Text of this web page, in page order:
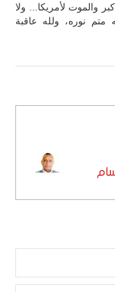
والموت لأمريكا... ولا
متم نوره، ولله عاقبة